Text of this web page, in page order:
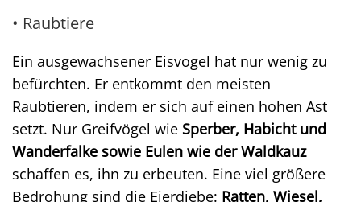
• Raubtiere
Ein ausgewachsener Eisvogel hat nur wenig zu
befürchten. Er entkommt den meisten
Raubtieren, indem er sich auf einen hohen Ast
setzt. Nur Greifvögel wie Sperber, Habicht und
Wanderfalke sowie Eulen wie der Waldkauz
schaffen es, ihn zu erbeuten. Eine viel größere
Bedrohung sind die Eierdiebe: Ratten, Wiesel,